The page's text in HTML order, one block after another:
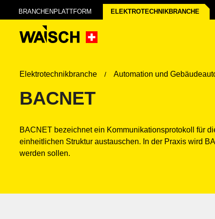
BRANCHENPLATTFORM ELEKTROTECHNIK­BRANCHE
Elektrotechnikbranche Automation und
BACNET
BACNET bezeichnet ein Kommunikationsprotokoll für
einheitlichen Struktur austauschen. In der Praxis wird
werden sollen.